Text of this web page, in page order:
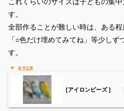
す。
全部作ることが難しい時は、ある程
「○色だけ埋めてみてね」等少し
す。
[アイロンビーズ ]